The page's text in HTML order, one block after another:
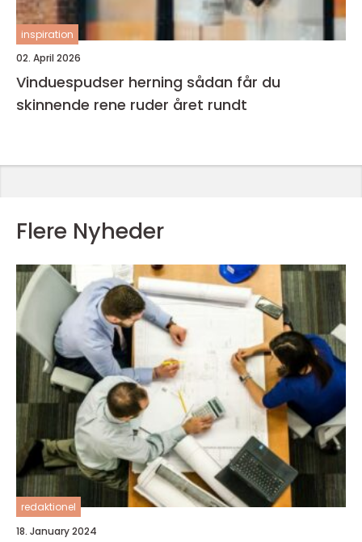
inspiration
02. April 2026
Vinduespudser herning sådan får du
skinnende rene ruder året rundt
Flere Nyheder
redaktionel
18. January 2024